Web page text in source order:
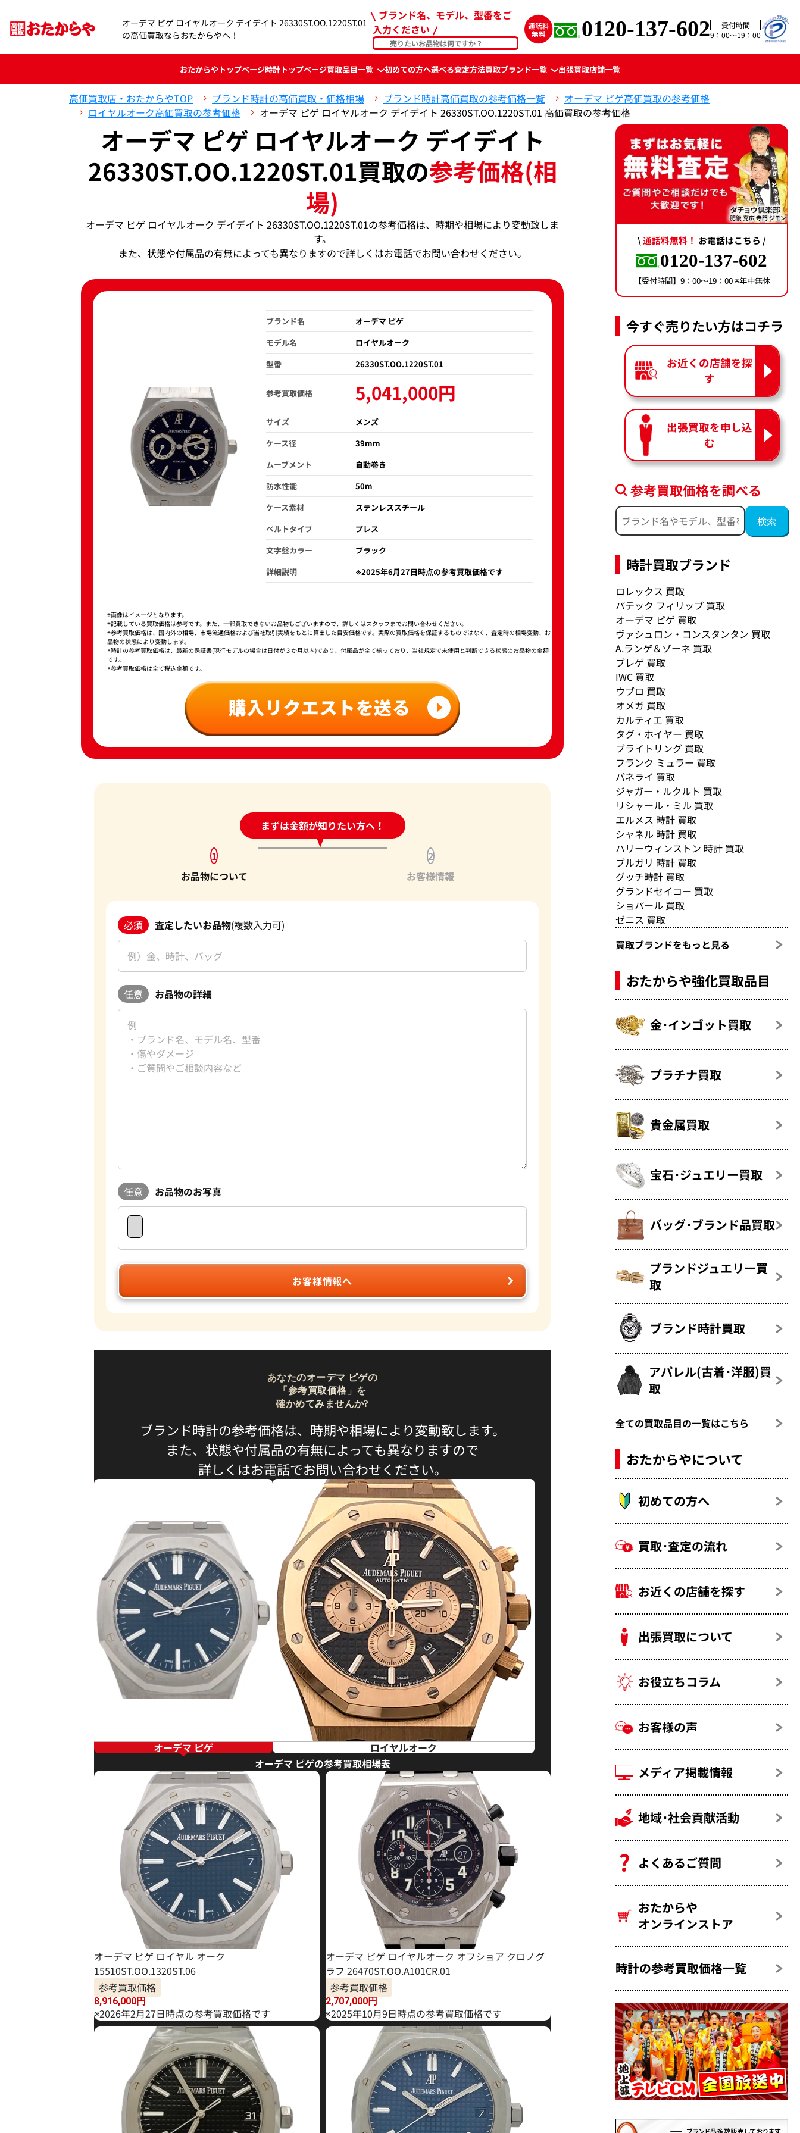
オーデマ ピゲ ロイヤルオーク デイデイト 26330ST.OO.1220ST.01
の高価買取ならおたからやへ！
ブランド名、モデル、型番をご
入力ください
0120-137-602
受付時間
9：00〜19：00
おたからやトップページ時計トップページ買取品目一覧 初めての方へ選べる査定方法買取ブランド一覧 出張買取店舗一覧
高価買取店・おたからやTOP ブランド時計の高価買取・価格相場 ブランド時計高価買取の参考価格一覧
オーデマ ピゲ高価買取の参考価格
ロイヤルオーク高価買取の参考価格
オーデマ ピゲ ロイヤルオーク デイデイト 26330ST.OO.1220ST.01 高価買取の参考価格
オーデマ ピゲ ロイヤルオーク デイデイト
26330ST.OO.1220ST.01買取の参考価格(相
場)
オーデマ ピゲ ロイヤルオーク デイデイト 26330ST.OO.1220ST.01の参考価格は、時期や相場により変動致しま
す。
また、状態や付属品の有無によっても異なりますので詳しくはお電話でお問い合わせください。
ブランド名
オーデマ ピゲ
モデル名
ロイヤルオーク
型番
26330ST.OO.1220ST.01
参考買取価格 5,041,000円
サイズ
メンズ
ケース径
39mm
ムーブメント
自動巻き
防水性能
50m
ケース素材
ステンレススチール
ベルトタイプ
ブレス
文字盤カラー
ブラック
詳細説明
※2025年6月27日時点の参考買取価格です
※画像はイメージとなります。
※記載している買取価格は参考です。また、一部買取できないお品物もございますので、詳しくはスタッフまでお問い合わせください。
※参考買取価格は、国内外の相場、市場流通価格および当社取引実績をもとに算出した目安価格です。実際の買取価格を保証するものではなく、査定時の相場変動、お
品物の状態により変動します。
※時計の参考買取価格は、最新の保証書(現行モデルの場合は日付が３か月以内)であり、付属品が全て揃っており、当社規定で未使用と判断できる状態のお品物の金額
です。
※参考買取価格は全て税込金額です。
まずは金額が知りたい方へ！
24時間受付中!問い合わせフォーム
1
お品物について
2
お客様情報
必須 査定したいお品物(複数入力可)
任意 お品物の詳細
任意 お品物のお写真
お客様情報へ
あなたのオーデマ ピゲの
「参考買取価格」を
確かめてみませんか?
ブランド時計の参考価格は、時期や相場により変動致します。
また、状態や付属品の有無によっても異なりますので
詳しくはお電話でお問い合わせください。
オーデマ ピゲ
ロイヤルオーク
オーデマ ピゲの参考買取相場表
オーデマ ピゲ ロイヤル オーク
15510ST.OO.1320ST.06
参考買取価格
8,916,000円
※2026年2月27日時点の参考買取価格です
オーデマ ピゲ ロイヤルオーク オフショア クロノグ
ラフ 26470ST.OO.A101CR.01
参考買取価格
2,707,000円
※2025年10月9日時点の参考買取価格です
\通話料無料！ お電話はこちら /
0120-137-602
【受付時間】9：00〜19：00 ※年中無休
今すぐ売りたい方はコチラ
お近くの店舗を探
す
出張買取を申し込
む
参考買取価格を調べる
時計買取ブランド
ロレックス 買取
パテック フィリップ 買取
オーデマ ピゲ 買取
ヴァシュロン・コンスタンタン 買取
A.ランゲ＆ゾーネ 買取
ブレゲ 買取
IWC 買取
ウブロ 買取
オメガ 買取
カルティエ 買取
タグ・ホイヤー 買取
ブライトリング 買取
フランク ミュラー 買取
パネライ 買取
ジャガー・ルクルト 買取
リシャール・ミル 買取
エルメス 時計 買取
シャネル 時計 買取
ハリーウィンストン 時計 買取
ブルガリ 時計 買取
グッチ時計 買取
グランドセイコー 買取
ショパール 買取
ゼニス 買取
買取ブランドをもっと見る
おたからや強化買取品目
金･インゴット買取
プラチナ買取
貴金属買取
宝石･ジュエリー買取
バッグ･ブランド品買取
ブランドジュエリー買
取
ブランド時計買取
アパレル(古着･洋服)買
取
全ての買取品目の一覧はこちら
おたからやについて
初めての方へ
買取･査定の流れ
お近くの店舗を探す
出張買取について
お役立ちコラム
お客様の声
メディア掲載情報
地域･社会貢献活動
よくあるご質問
おたからや
オンラインストア
時計の参考買取価格一覧